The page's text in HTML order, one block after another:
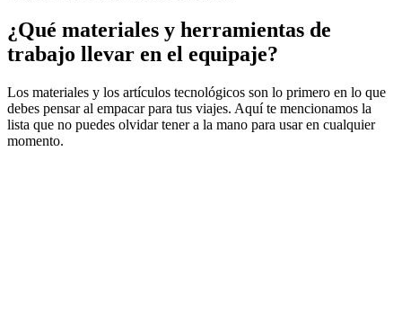
¿Qué materiales y herramientas de
trabajo llevar en el equipaje?
Los materiales y los artículos tecnológicos son lo primero en lo que
debes pensar al empacar para tus viajes. Aquí te mencionamos la
lista que no puedes olvidar tener a la mano para usar en cualquier
momento.